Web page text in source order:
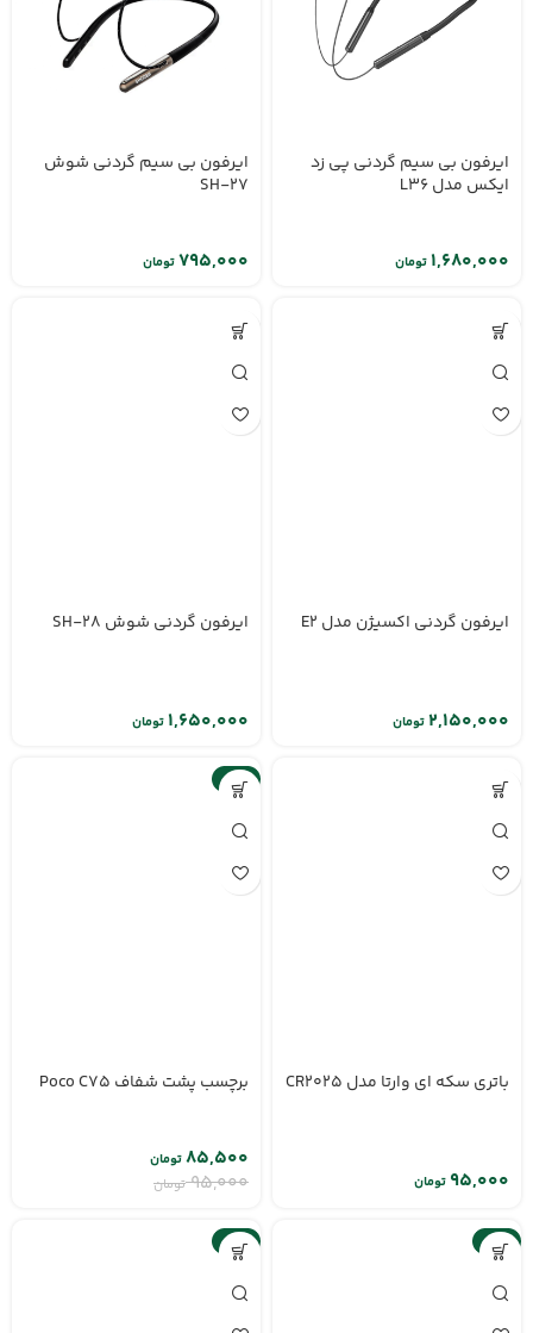
ایرفون بی سیم گردنی پی زد
ایکس مدل L36
تومان
ایرفون بی سیم گردنی شوش
SH-27
تومان
ایرفون گردنی اکسیژن مدل E2
تومان
ایرفون گردنی شوش SH-28
تومان
باتری سکه ای وارتا مدل CR2025
تومان
-10%
برچسب پشت شفاف Poco C75
۹۵,۰۰۰ تومان
۸۵,۵۰۰تومان
-10%
-10%